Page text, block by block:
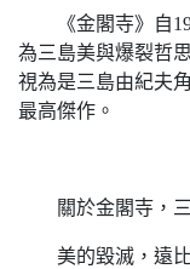
《金閣寺》自
為三島美與爆裂哲
視為是三島由紀夫
最高傑作。
關於金閣寺，三
美的毀滅，遠比